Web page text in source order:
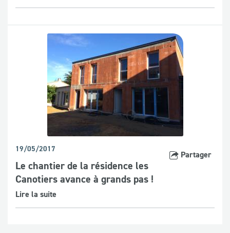
Partager
19/05/2017
Le chantier de la résidence les
Canotiers avance à grands pas !
Lire la suite